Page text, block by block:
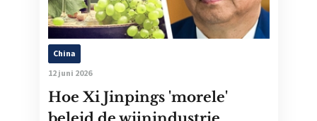
China
12 juni 2026
Hoe Xi Jinpings 'morele'